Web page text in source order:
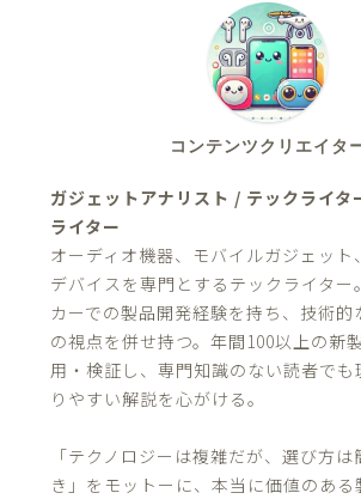
コンテンツクリエイタ
ガジェットアナリスト / テックライタ
ライター
オーディオ機器、モバイルガジェット
デバイスを専門とするテックライター
カーでの製品開発経験を持ち、技術的
の視点を併せ持つ。年間100以上の新
用・検証し、専門知識のない読者で
りやすい解説を心がける。
「テクノロジーは複雑だが、選び方
き」をモットーに、本当に価値のある